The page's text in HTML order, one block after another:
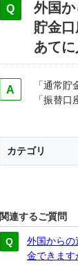
外国
貯金
あてに
「通常
「振替口
カテゴリ
関連するご質問
外国からの
金できます